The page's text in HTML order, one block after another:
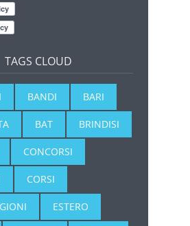
TAGS CLOUD
BANDI BARI
BAT BRINDISI
CONCORSI
CORSI
ESTERO